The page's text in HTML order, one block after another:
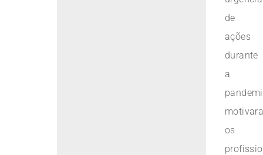
de
ações
durante
a
os